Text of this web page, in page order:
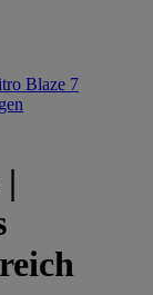
Blaze 7